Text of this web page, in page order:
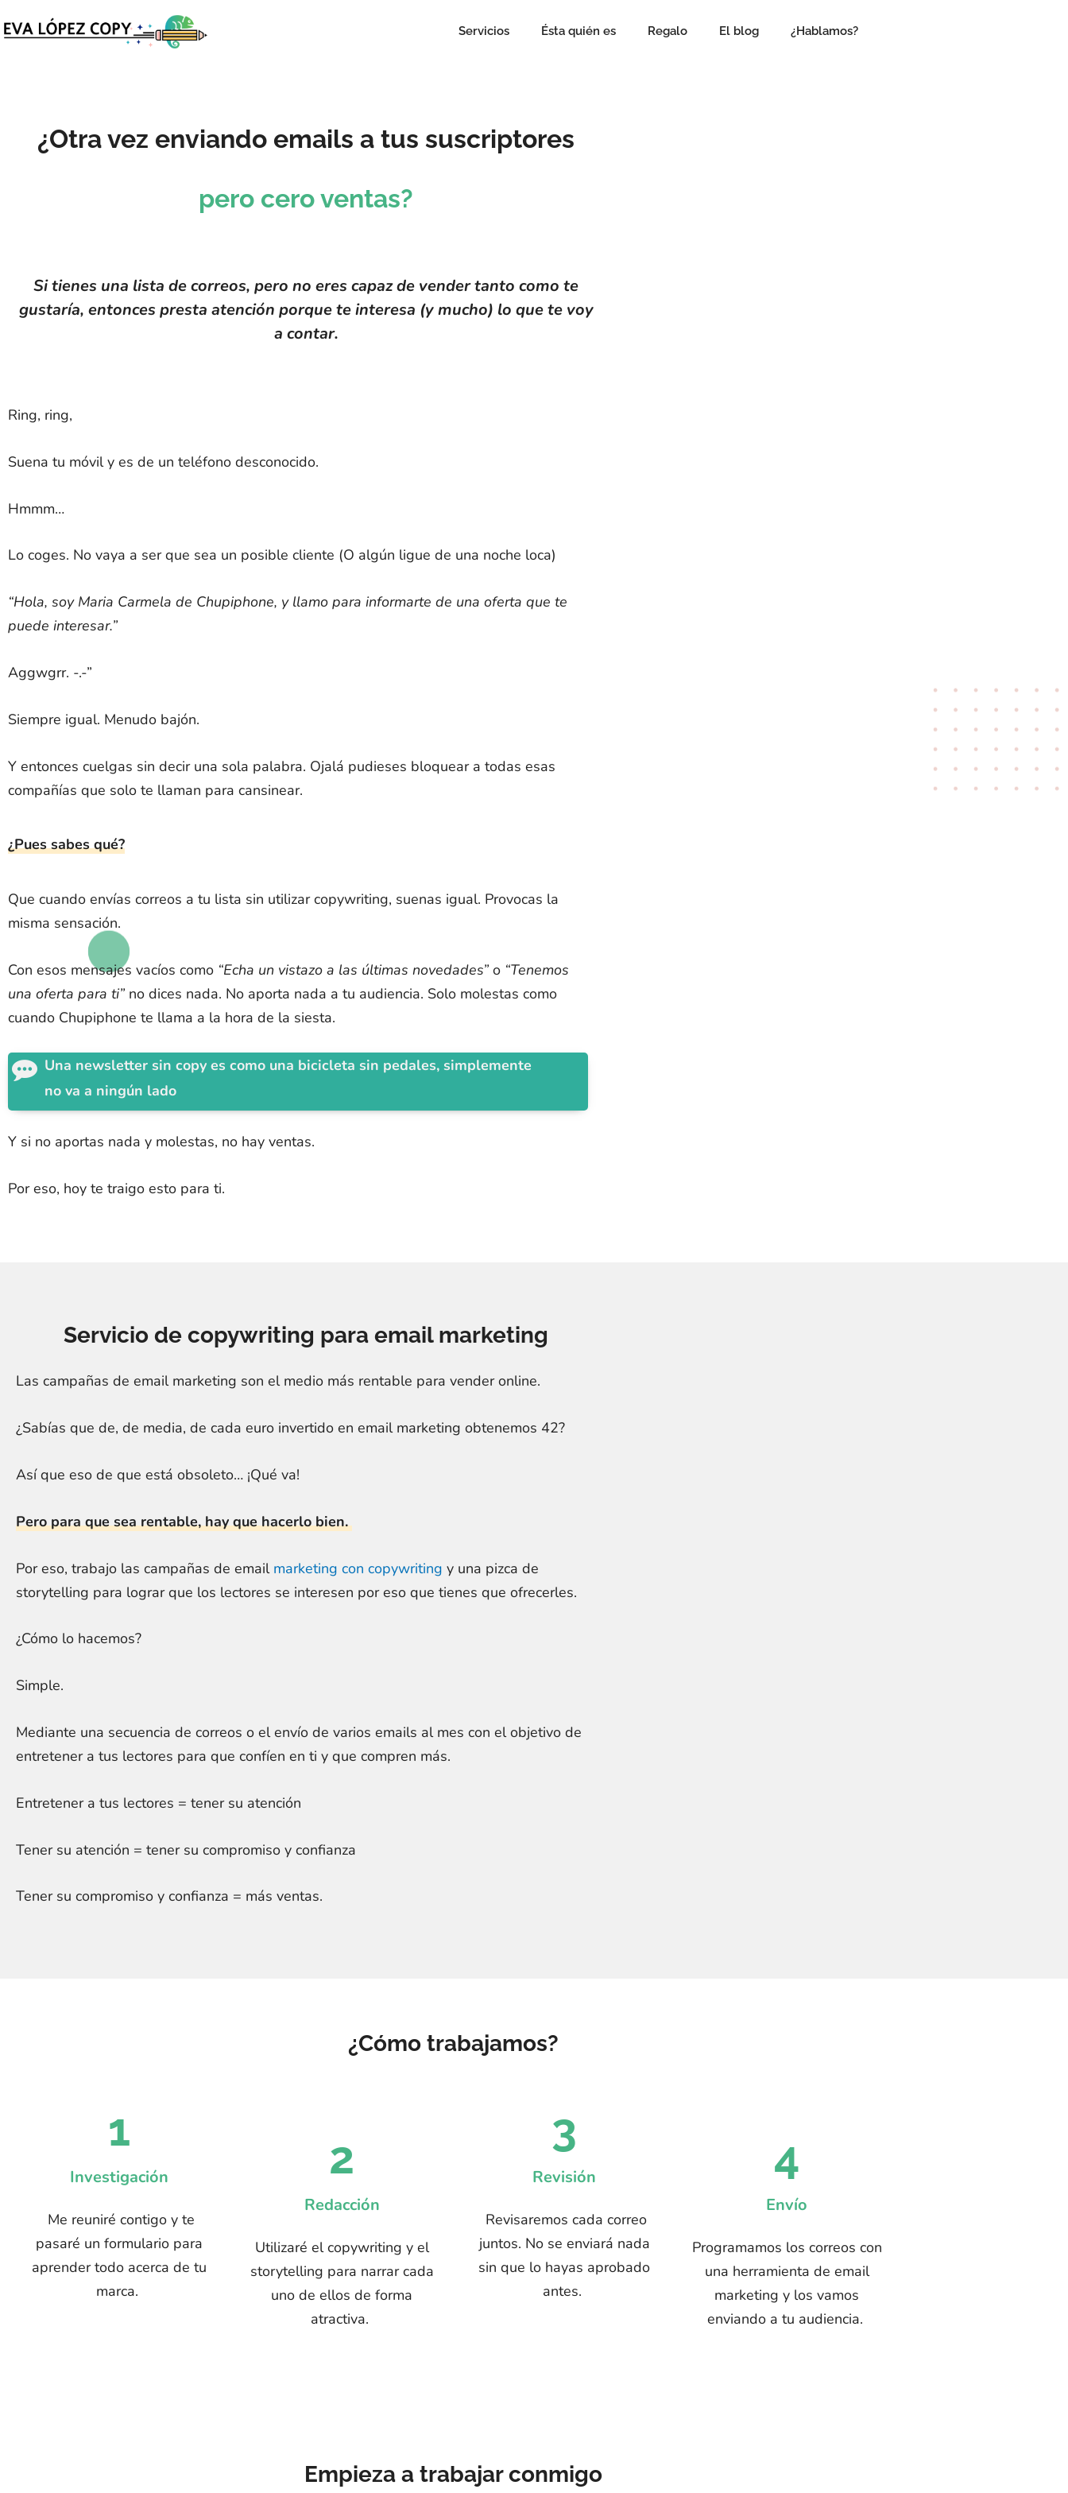
Servicios Ésta quién es Regalo El blog ¿Hablamos?
¿Otra vez enviando emails a tus suscriptores
pero cero ventas?
Si tienes una lista de correos, pero no eres capaz de vender tanto como te
gustaría, entonces presta atención porque te interesa (y mucho) lo que te voy
a contar.
Ring, ring,
Suena tu móvil y es de un teléfono desconocido.
Hmmm…
Lo coges. No vaya a ser que sea un posible cliente (O algún ligue de una noche loca)
“Hola, soy Maria Carmela de Chupiphone, y llamo para informarte de una oferta que te
puede interesar.”
Aggwgrr. -.-”
Siempre igual. Menudo bajón.
Y entonces cuelgas sin decir una sola palabra. Ojalá pudieses bloquear a todas esas
compañías que solo te llaman para cansinear.
¿Pues sabes qué?
Que cuando envías correos a tu lista sin utilizar copywriting, suenas igual. Provocas la
misma sensación.
Con esos mensajes vacíos como “Echa un vistazo a las últimas novedades” o “Tenemos
una oferta para ti” no dices nada. No aporta nada a tu audiencia. Solo molestas como
cuando Chupiphone te llama a la hora de la siesta.
Una newsletter sin copy es como una bicicleta sin pedales, simplemente
no va a ningún lado
Y si no aportas nada y molestas, no hay ventas.
Por eso, hoy te traigo esto para ti.
Servicio de copywriting para email marketing
Las campañas de email marketing son el medio más rentable para vender online.
¿Sabías que de, de media, de cada euro invertido en email marketing obtenemos 42?
Así que eso de que está obsoleto… ¡Qué va!
Pero para que sea rentable, hay que hacerlo bien.
Por eso, trabajo las campañas de email marketing con copywriting y una pizca de
storytelling para lograr que los lectores se interesen por eso que tienes que ofrecerles.
¿Cómo lo hacemos?
Simple.
Mediante una secuencia de correos o el envío de varios emails al mes con el objetivo de
entretener a tus lectores para que confíen en ti y que compren más.
Entretener a tus lectores = tener su atención
Tener su atención = tener su compromiso y confianza
Tener su compromiso y confianza = más ventas.
¿Cómo trabajamos?
1
Investigación
Me reuniré contigo y te
pasaré un formulario para
aprender todo acerca de tu
marca.
2
Redacción
Utilizaré el copywriting y el
storytelling para narrar cada
uno de ellos de forma
atractiva.
3
Revisión
Revisaremos cada correo
juntos. No se enviará nada
sin que lo hayas aprobado
antes.
4
Envío
Programamos los correos con
una herramienta de email
marketing y los vamos
enviando a tu audiencia.
Empieza a trabajar conmigo